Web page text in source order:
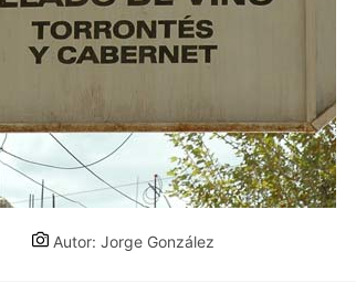
Autor: Jorge González